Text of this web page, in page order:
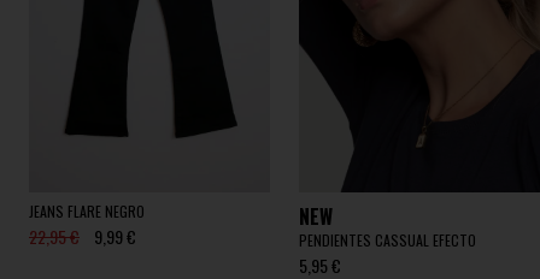
JEANS FLARE NEGRO
22,95 € 9,99 €
NEW
PENDIENTES CASSUAL EFECTO
5,95 €